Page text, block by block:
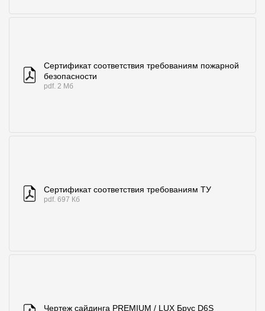
Сертификат соответствия требованиям пожарной
безопасности
pdf. 2 Мб
Сертификат соответствия требованиям ТУ
pdf. 697 Кб
Чертеж сайдинга PREMIUM / LUX Брус D6S